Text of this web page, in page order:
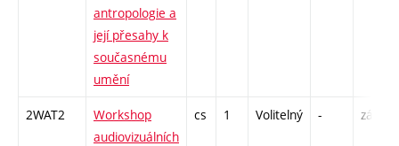
antropologie a
její přesahy k
současnému
umění
2WAT2
Workshop
audiovizuálních
cs 1 Volitelný - zá